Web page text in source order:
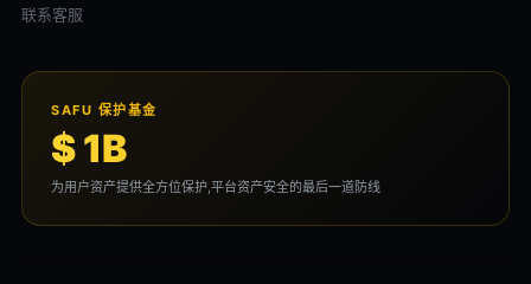
联系客服
SAFU 保护基金
$ 1B
为用户资产提供全方位保护,平台资产安全的最后一道防线